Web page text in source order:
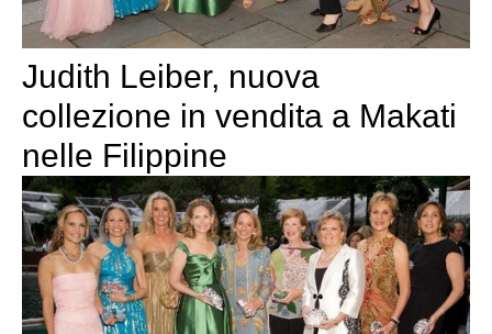
Judith Leiber, nuova
collezione in vendita a Makati
nelle Filippine